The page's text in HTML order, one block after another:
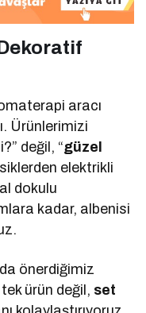
aracı
Ürünlerimizi
değil, “güzel
elektrikli
dokulu
kadar, albenisi
önerdiğimiz
ürün değil, set